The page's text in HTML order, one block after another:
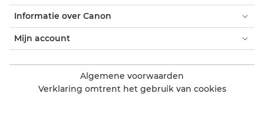
Informatie over Canon
Mijn account
Algemene voorwaarden
Verklaring omtrent het gebruik van cookies